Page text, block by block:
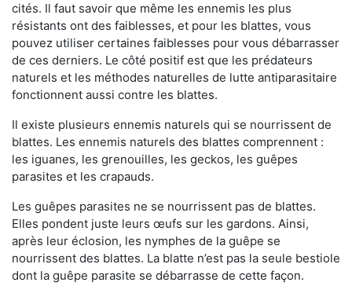
cités. Il faut savoir que même les ennemis les plus
résistants ont des faiblesses, et pour les blattes, vous
pouvez utiliser certaines faiblesses pour vous débarrasser
de ces derniers. Le côté positif est que les prédateurs
naturels et les méthodes naturelles de lutte antiparasitaire
fonctionnent aussi contre les blattes.
Il existe plusieurs ennemis naturels qui se nourrissent de
blattes. Les ennemis naturels des blattes comprennent :
les iguanes, les grenouilles, les geckos, les guêpes
parasites et les crapauds.
Les guêpes parasites ne se nourrissent pas de blattes.
Elles pondent juste leurs œufs sur les gardons. Ainsi,
après leur éclosion, les nymphes de la guêpe se
nourrissent des blattes. La blatte n’est pas la seule bestiole
dont la guêpe parasite se débarrasse de cette façon.